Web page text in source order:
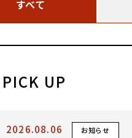
すべて
PICK UP
2026.08.06 お知らせ